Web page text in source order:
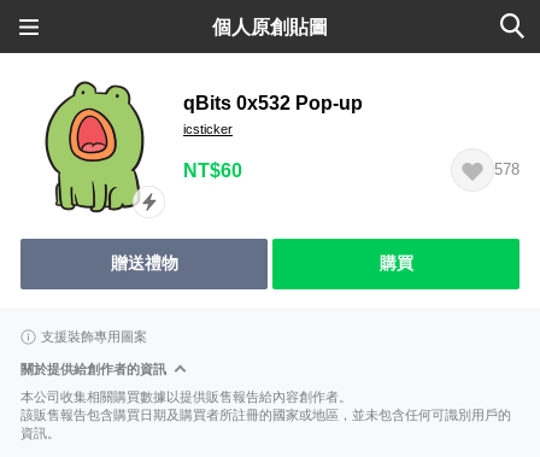
個人原創貼圖
qBits 0x532 Pop-up
icsticker
NT$60 578
贈送禮物 購買
支援裝飾專用圖案
關於提供給創作者的資訊
本公司收集相關購買數據以提供販售報告給內容創作者。
該販售報告包含購買日期及購買者所註冊的國家或地區，並未包含任何可識別用戶的
資訊。